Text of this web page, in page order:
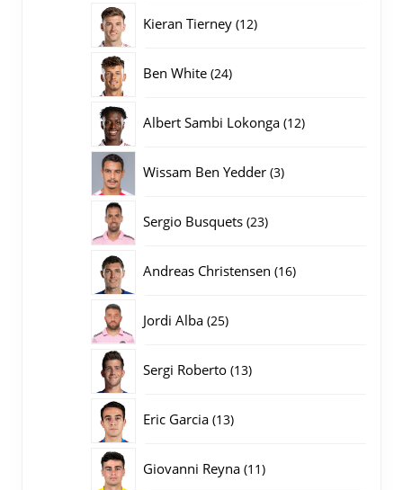
Kieran Tierney 1212
Ben White 2424
Albert Sambi Lokonga 1212
Wissam Ben Yedder 33
Sergio Busquets 2323
Andreas Christensen 1616
Jordi Alba 2525
Sergi Roberto 1313
Eric Garcia 1313
Giovanni Reyna 1111